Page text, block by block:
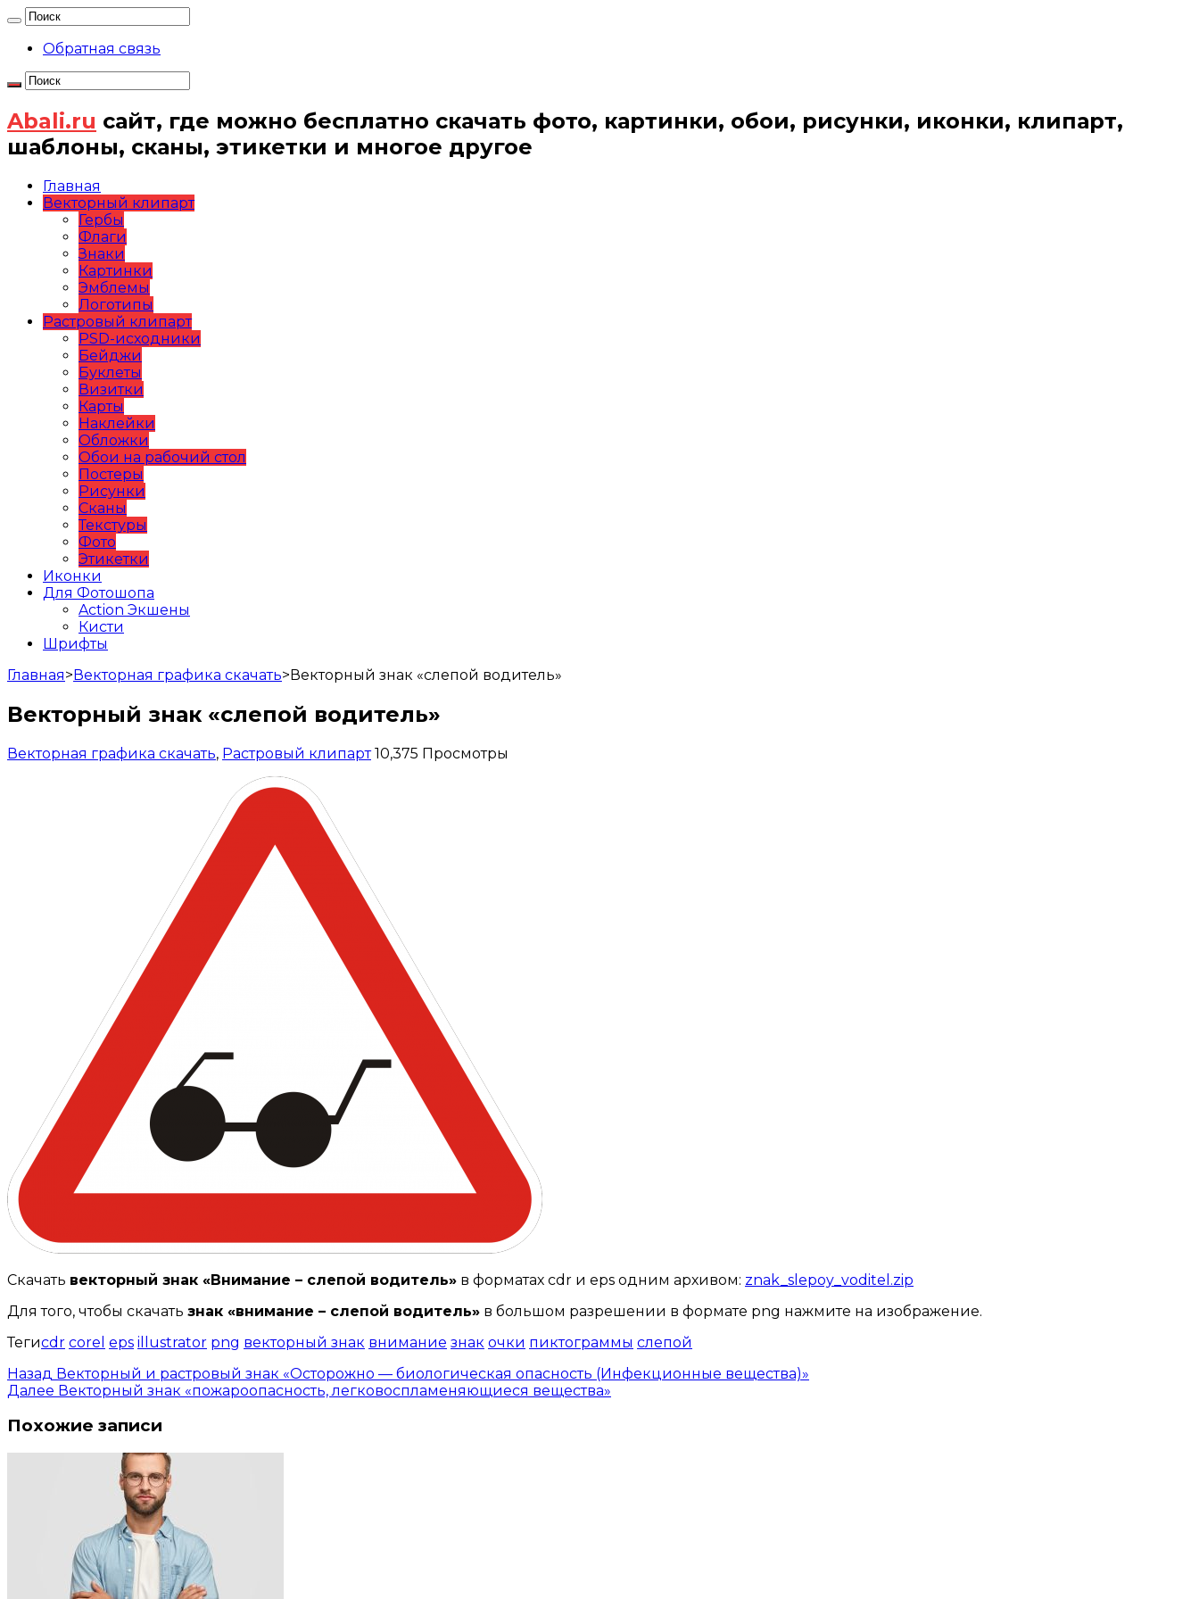
Обратная связь
Abali.ru сайт, где можно бесплатно скачать фото, картинки, обои, рисунки, иконки, клипарт,
шаблоны, сканы, этикетки и многое другое
Главная
Векторный клипарт
Гербы
Флаги
Знаки
Картинки
Эмблемы
Логотипы
Растровый клипарт
PSD-исходники
Бейджи
Буклеты
Визитки
Карты
Наклейки
Обложки
Обои на рабочий стол
Постеры
Рисунки
Сканы
Текстуры
Фото
Этикетки
Иконки
Для Фотошопа
Action Экшены
Кисти
Шрифты
Главная>Векторная графика скачать>Векторный знак «слепой водитель»
Векторный знак «слепой водитель»
Векторная графика скачать, Растровый клипарт 10,375 Просмотры
Скачать векторный знак «Внимание – слепой водитель» в форматах cdr и eps одним архивом: znak_slepoy_voditel.zip
Для того, чтобы скачать знак «внимание – слепой водитель» в большом разрешении в формате png нажмите на изображение.
Тегиcdr corel eps illustrator png векторный знак внимание знак очки пиктограммы слепой
Назад Векторный и растровый знак «Осторожно — биологическая опасность (Инфекционные вещества)»
Далее Векторный знак «пожароопасность, легковоспламеняющиеся вещества»
Похожие записи